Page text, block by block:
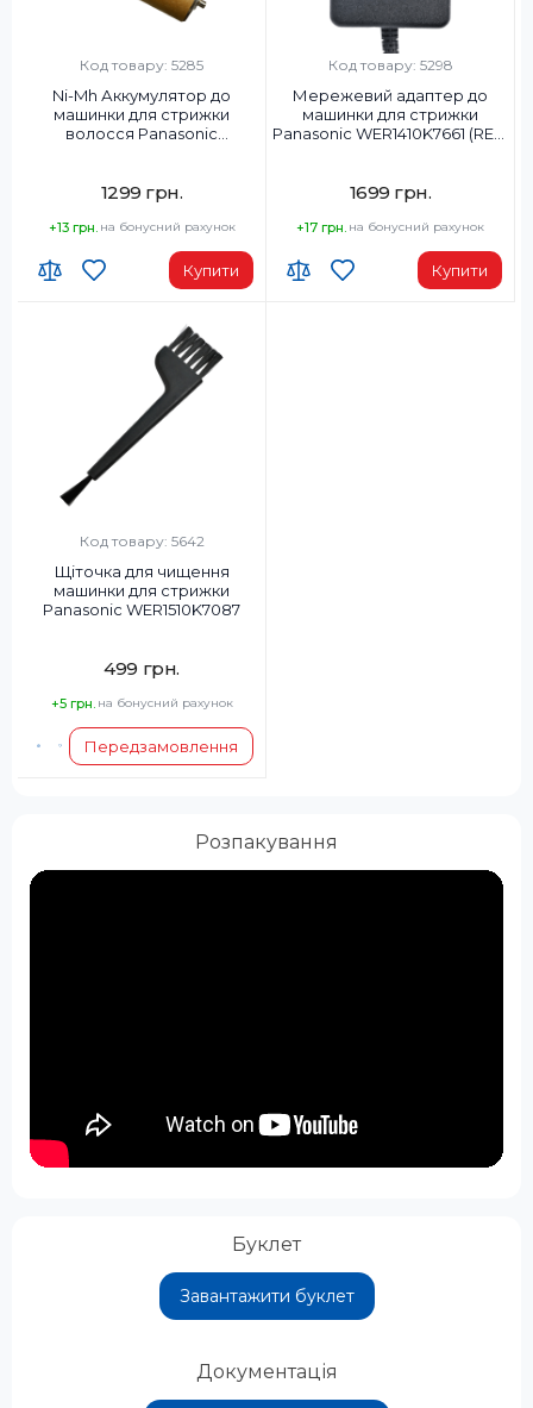
Код товару: 5285
Ni-Mh Аккумулятор до
машинки для стрижки
волосся Panasonic
1299 грн.
+13 грн. на бонусний рахунок
Купити
Код товару: 5298
Мережевий адаптер до
машинки для стрижки
Panasonic WER1410K7661 (RE5-
1699 грн.
+17 грн. на бонусний рахунок
Купити
Код товару: 5642
Щіточка для чищення
машинки для стрижки
Panasonic WER1510K7087
499 грн.
+5 грн. на бонусний рахунок
Передзамовлення
Розпакування
Буклет
Завантажити буклет
Документація